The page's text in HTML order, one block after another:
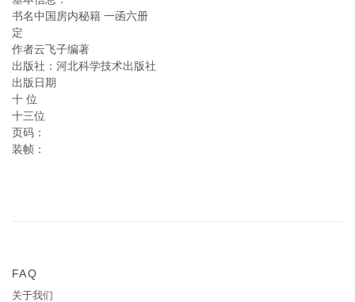
书名中国房内秘籍 一函六册
定
作者云飞子编著
出版社：河北科学技术出版社
出版日期
十 位
十三位
页码：
装帧：
FAQ
关于我们